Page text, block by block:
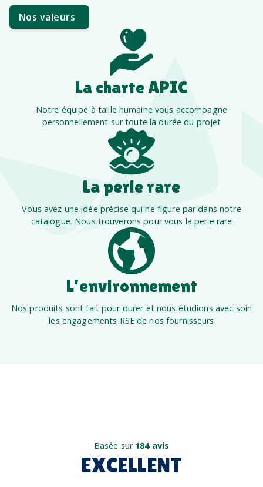
Nos valeurs
La charte APIC
Notre équipe à taille humaine vous accompagne
personnellement sur toute la durée du projet
La perle rare
Vous avez une idée précise qui ne figure par dans notre
catalogue. Nous trouverons pour vous la perle rare
L’environnement
Nos produits sont fait pour durer et nous étudions avec soin
les engagements RSE de nos fournisseurs
Basée sur 184 avis
EXCELLENT